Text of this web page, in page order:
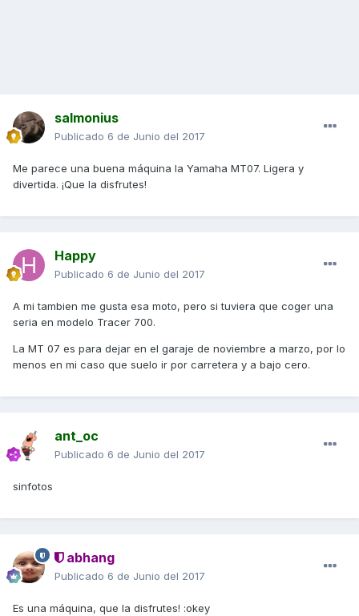
salmonius
Publicado 6 de Junio del 2017
Me parece una buena máquina la Yamaha MT07. Ligera y
divertida. ¡Que la disfrutes!
Happy
Publicado 6 de Junio del 2017
A mi tambien me gusta esa moto, pero si tuviera que coger una
seria en modelo Tracer 700.
La MT 07 es para dejar en el garaje de noviembre a marzo, por lo
menos en mi caso que suelo ir por carretera y a bajo cero.
ant_oc
Publicado 6 de Junio del 2017
sinfotos
abhang
Publicado 6 de Junio del 2017
Es una máquina, que la disfrutes! :okey